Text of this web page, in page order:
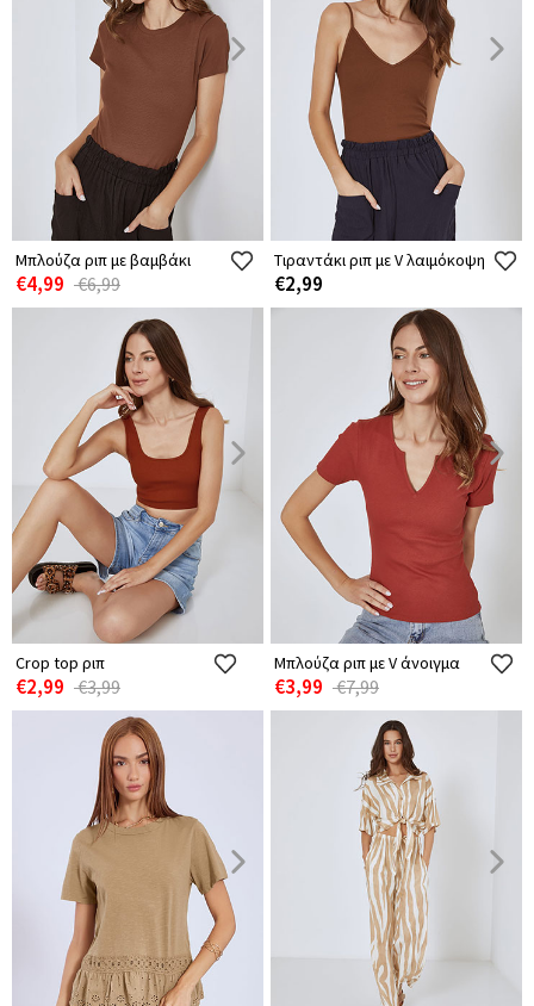
Μπλούζα ριπ με βαμβάκι
€4,99 €6,99
Τιραντάκι ριπ με V λαιμόκοψη
€2,99
Crop top ριπ
€2,99 €3,99
Μπλούζα ριπ με V άνοιγμα
€3,99 €7,99